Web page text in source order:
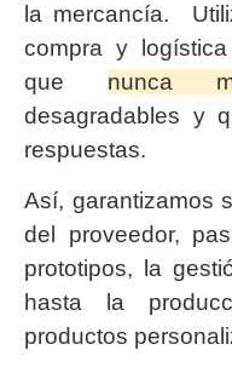
la mercancía.
compra y
que nunca
desagradables y
respuestas.
Así, garantizamos
del proveedor,
prototipos, la
hasta la
productos